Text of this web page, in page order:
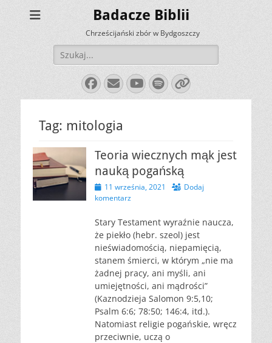
Badacze Biblii
Chrześcijański zbór w Bydgoszczy
Szukaj:
Facebook
E-
mail
YouTube
Spotify
Link
Tag: mitologia
Teoria wiecznych mąk jest
nauką pogańską
Opublikowano
11 września, 2021
Dodaj
komentarz
Stary Testament wyraźnie naucza,
że piekło (hebr. szeol) jest
nieświadomością, niepamięcią,
stanem śmierci, w którym „nie ma
żadnej pracy, ani myśli, ani
umiejętności, ani mądrości”
(Kaznodzieja Salomon 9:5,10;
Psalm 6:6; 78:50; 146:4, itd.).
Natomiast religie pogańskie, wręcz
przeciwnie, uczą o